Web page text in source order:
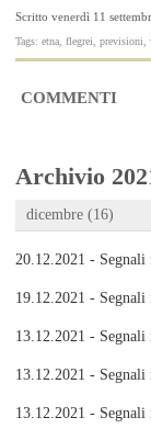
Scritto venerdì 11
Tags: etna, flegrei, previsioni,
COMMENTI
Archivio
dicembre (16)
20.12.2021 -
19.12.2021 -
13.12.2021 -
13.12.2021 -
13.12.2021 -